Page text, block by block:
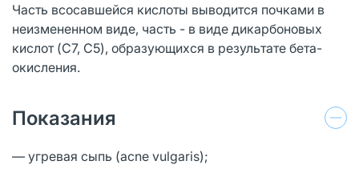
Часть всосавшейся кислоты выводится почками в
неизмененном виде, часть - в виде дикарбоновых
кислот (C7, C5), образующихся в результате бета-
окисления.
Показания
— угревая сыпь (acne vulgaris);